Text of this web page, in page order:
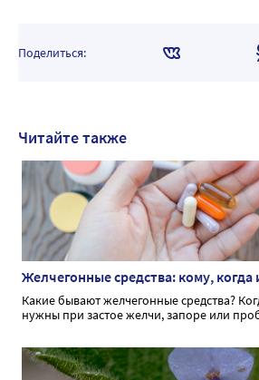
Поделиться:
Читайте также
Желчегонные средства: кому,
Какие бывают желчегонные средства?
нужны при застое желчи, запоре или